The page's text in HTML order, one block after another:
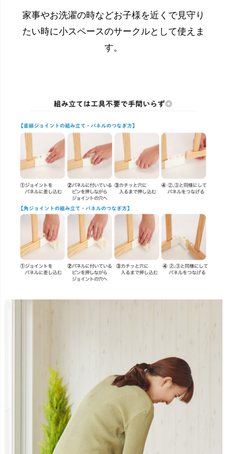
家事やお洗濯の時などお子様を近くで見守り
たい時に小スペースのサークルとして使えま
す。